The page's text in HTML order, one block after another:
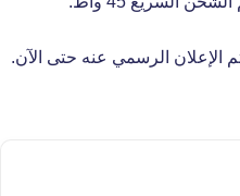
الإعلان الرسمي عنه حتى الآن.